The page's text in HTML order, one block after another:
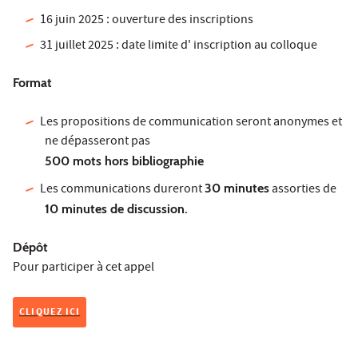
16 juin 2025 : ouverture des inscriptions
31 juillet 2025 : date limite d' inscription au colloque
Format
Les propositions de communication seront anonymes et
ne dépasseront pas
500 mots hors bibliographie
Les communications dureront30 minutesassorties de
10 minutes de discussion.
Dépôt
Pour participer à cet appel
CLIQUEZ ICI